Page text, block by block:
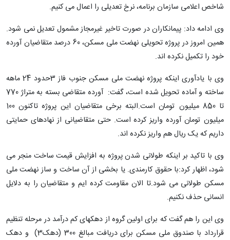
شاخص اعلامی سازمان برنامه، نرخ تعدیلی را اعمال می کنیم.
وی ادامه داد: پیمانکاران در صورت تاخیر غیرمجاز مشمول تعدیل نمی شود.
همین امروز در پروژه تحویلی نهضت ملی مسکن، 60 درصد متقاضیان آورده
خود را تکمیل نکرده اند.
وی با یادآوری اینکه پروژه نهضت ملی مسکن جنوب فاز 3حدود 24 ماهه
ساخته و آماده تحویل شده است، گفت: آورده متقاضی بسته به متراژ 770
تا 850 میلیون تومان است.البته برخی متقاضیان این پروژه تاکنون 100
میلیون تومان آورده واریز کرده است. حتی متقاضیانی از نهادهای حمایتی
داریم که یک ریال هم واریز نکرده اند.
وی با تاکید بر اینکه طولانی شدن پروژه به افزایش قیمت ساخت منجر می
شود، اظهار کرد:با حقوق کارمندی. یا بخشی از آن ساخت و ساز نهضت ملی
مسکن طولانی می شود.تا الان مقاومت کرده ایم و متقاضیان را به دلایل
انسانی حذف نکنیم.
وی این را هم گفت که برای اولین گروه از دهکهای کم درآمد در مرحله تنظیم
قرارداد با صندوق ملی مسکن برای دریافت مبالغ 300 (دهک3) و دهک